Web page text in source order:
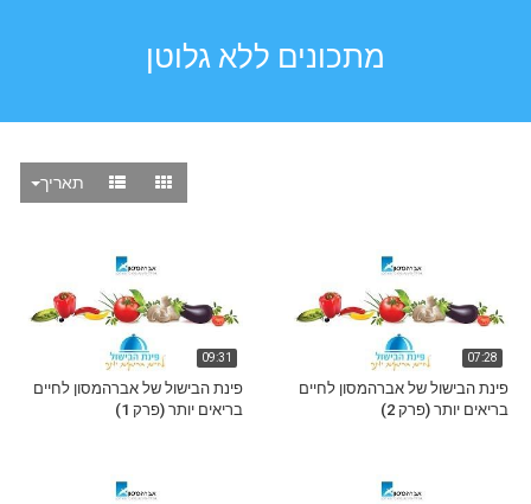
מתכונים ללא גלוטן
תאריך
07:28
פינת הבישול של אברהמסון לחיים
בריאים יותר (פרק 2)
09:31
פינת הבישול של אברהמסון לחיים
בריאים יותר (פרק 1)